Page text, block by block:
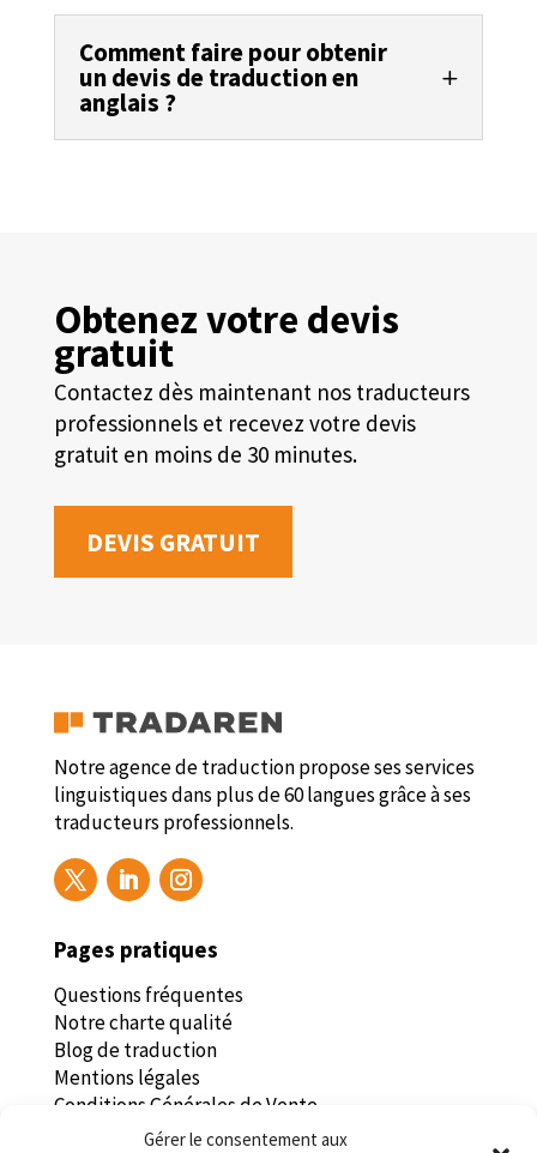
Gérer le consentement aux
Comment faire pour obtenir
un devis de traduction en
anglais ?
Obtenez votre devis
gratuit
Contactez dès maintenant nos traducteurs
professionnels et recevez votre devis
gratuit en moins de 30 minutes.
DEVIS GRATUIT
Notre agence de traduction propose ses services
linguistiques dans plus de 60 langues grâce à ses
traducteurs professionnels.
Pages pratiques
Questions fréquentes
Notre charte qualité
Blog de traduction
Mentions légales
Conditions Générales de Vente
Politique de confidentialité